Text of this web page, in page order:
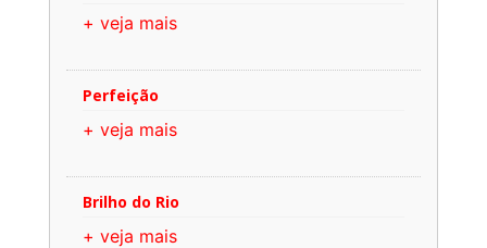
+ veja mais
Perfeição
+ veja mais
Brilho do Rio
+ veja mais